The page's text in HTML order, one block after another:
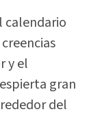
calendario
y el
gran
del